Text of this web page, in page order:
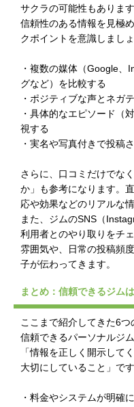
サクラの可能性もあります
信頼性のある情報を見極
クポイントを意識しましょ
・複数の媒体（Google、
グなど）を比較する
・ポジティブな声とネガ
・具体的なエピソード（
視する
・実名や写真付きで投稿
さらに、口コミだけでな
か」も参考になります。
応や効果などのリアルな
また、ジムのSNS（
利用者とのやり取りをチ
雰囲気や、日常の投稿頻
子が伝わってきます。
まとめ：信頼できるジム
ここまで紹介してきた6つ
信頼できるパーソナルジ
「情報を正しく開示して
大切にしていること」です
・料金やシステムが明確